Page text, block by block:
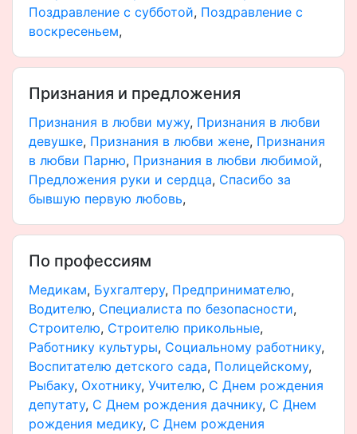
Поздравление с субботой, Поздравление с
воскресеньем,
Признания и предложения
Признания в любви мужу, Признания в любви
девушке, Признания в любви жене, Признания
в любви Парню, Признания в любви любимой,
Предложения руки и сердца, Спасибо за
бывшую первую любовь,
По профессиям
Медикам, Бухгалтеру, Предпринимателю,
Водителю, Специалиста по безопасности,
Строителю, Строителю прикольные,
Работнику культуры, Социальному работнику,
Воспитателю детского сада, Полицейскому,
Рыбаку, Охотнику, Учителю, С Днем рождения
депутату, С Днем рождения дачнику, С Днем
рождения медику, С Днем рождения